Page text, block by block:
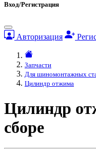
Вход/Регистрация
Авторизация
Запчасти
Для шиномонтажных
Цилиндр отжима
Цилиндр
сборе